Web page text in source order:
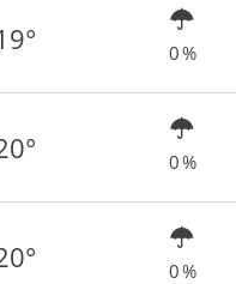
0 %
0 %
0 %